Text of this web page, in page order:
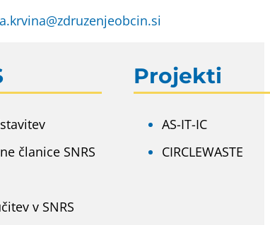
članice SNRS
v SNRS
Projekti
AS-IT-IC
CIRCLEWASTE